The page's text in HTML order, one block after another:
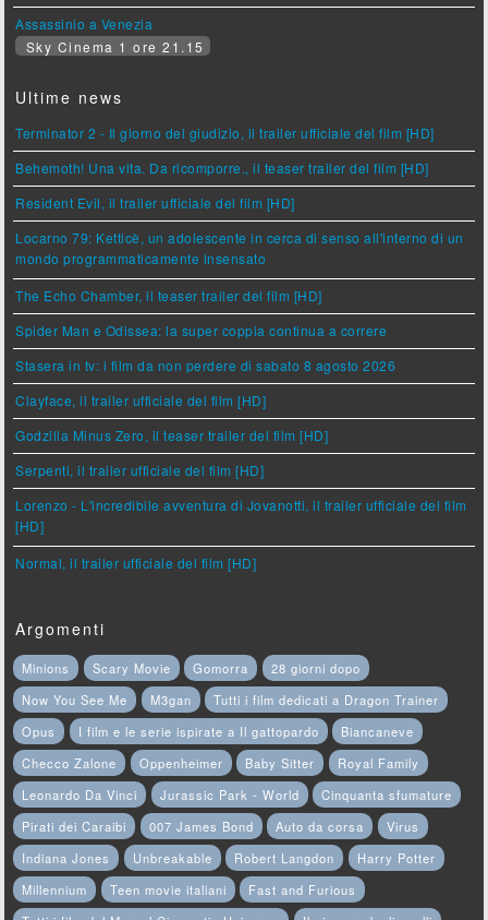
Assassinio a Venezia
Sky Cinema 1 ore 21.15
Ultime news
Terminator 2 - Il giorno del giudizio, il trailer ufficiale del film [HD]
Behemoth! Una vita. Da ricomporre., il teaser trailer del film [HD]
Resident Evil, il trailer ufficiale del film [HD]
Locarno 79: Ketticè, un adolescente in cerca di senso all'interno di un
mondo programmaticamente insensato
The Echo Chamber, il teaser trailer del film [HD]
Spider Man e Odissea: la super coppia continua a correre
Stasera in tv: i film da non perdere di sabato 8 agosto 2026
Clayface, il trailer ufficiale del film [HD]
Godzilla Minus Zero, il teaser trailer del film [HD]
Serpenti, il trailer ufficiale del film [HD]
Lorenzo - L'incredibile avventura di Jovanotti, il trailer ufficiale del film
[HD]
Normal, il trailer ufficiale del film [HD]
Argomenti
Minions Scary Movie Gomorra
28 giorni dopo
Now You See Me
M3gan
Tutti i film dedicati a Dragon Trainer
Opus
I film e le serie ispirate a Il gattopardo
Biancaneve
Checco Zalone
Oppenheimer Baby Sitter
Royal Family
Leonardo Da Vinci
Jurassic Park - World
Cinquanta sfumature
Pirati dei Caraibi
007 James Bond Auto da corsa
Virus
Indiana Jones
Unbreakable Robert Langdon
Harry Potter
Millennium
Teen movie italiani
Fast and Furious